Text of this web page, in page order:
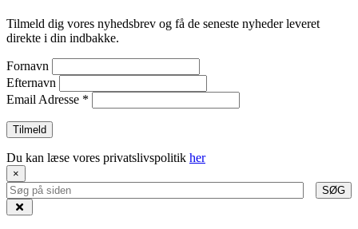
Tilmeld dig vores nyhedsbrev og få de seneste nyheder leveret
direkte i din indbakke.
Fornavn
Efternavn
Email Adresse *
Du kan læse vores privatslivspolitik her
×
SØG